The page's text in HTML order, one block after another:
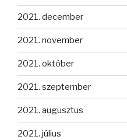
2021. december
2021. november
2021. október
2021. szeptember
2021. augusztus
2021. július